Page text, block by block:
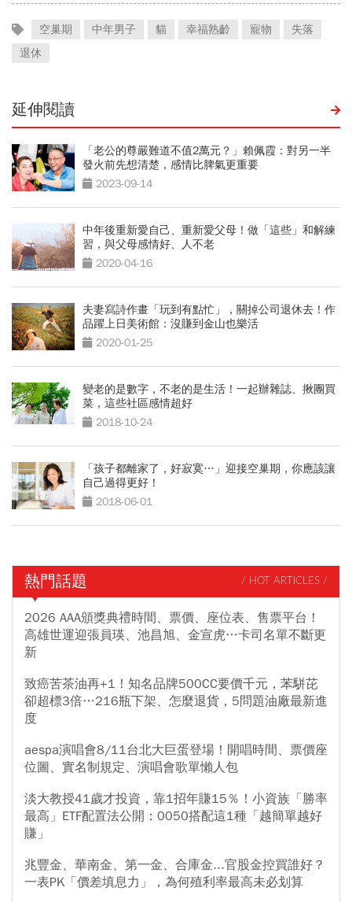
空巢期 中年男子 貓 幸福熟齡 寵物
失落
退休
延伸閱讀
「老公的尊嚴難道不值2萬元？」賴佩霞：對另一半
發火前先想清楚，感情比脾氣更重要
2023-09-14
中年後重新愛自己、重新愛父母！做「這些」和解練
習，與父母感情好、人不老
2020-04-16
夫妻寫詩作畫「玩到有點忙」，關掉公司退休去！作
品躍上日美術館：沒賺到金山也樂活
2020-01-25
變老的是數字，不老的是生活！一起辦雜誌、揪團買
菜，這些社區感情超好
2018-10-24
「孩子都離家了，好寂寞…」迎接空巢期，你應該讓
自己過得更好！
2018-06-01
熱門話題 / HOT ARTICLES /
2026 AAA頒獎典禮時間、票價、座位表、售票平台！
高雄世運迎張員瑛、池昌旭、金宣虎…卡司名單不斷更
新
致癌苦茶油再+1！知名品牌500CC要價千元，苯駢芘
卻超標3倍…216瓶下架、怎麼退貨，5問題油廠最新進
度
aespa演唱會8/11台北大巨蛋登場！開唱時間、票價座
位圖、實名制規定、演唱會歌單懶人包
淡大教授41歲才投資，靠1招年賺15％！小資族「勝率
最高」ETF配置法公開：0050搭配這1種「越簡單越好
賺」
兆豐金、華南金、第一金、合庫金...官股金控買誰好？
一表PK「價差填息力」，為何殖利率最高未必划算